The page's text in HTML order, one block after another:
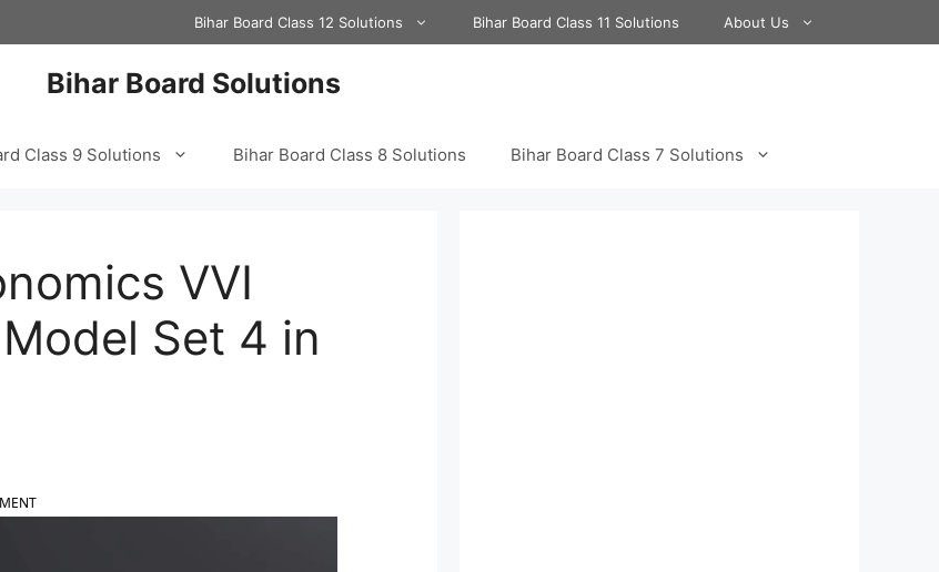
Bihar Board Class 12 Solutions Bihar Board Class 11 Solutions About Us
Bihar Board Solutions
Class 9 Solutions Bihar Board Class 8 Solutions Bihar Board Class 7 Solutions
VVI
Set 4 in